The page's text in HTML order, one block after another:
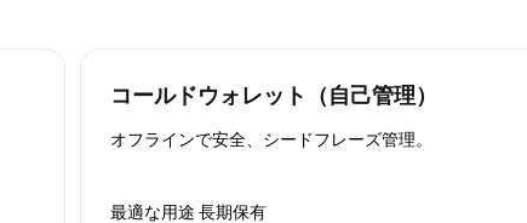
コールドウォレット（自己管理）
オフラインで安全、シードフレーズ管理。
最適な用途 長期保有